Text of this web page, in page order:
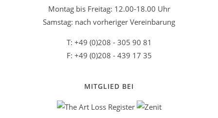
Montag bis Freitag: 12.00-18.00 Uhr
Samstag: nach vorheriger Vereinbarung
T: +49 (0)208 - 305 90 81
F: +49 (0)208 - 439 17 35
MITGLIED BEI